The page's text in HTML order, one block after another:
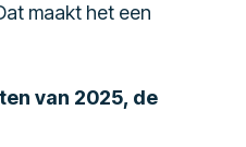
maakt het een
van 2025, de